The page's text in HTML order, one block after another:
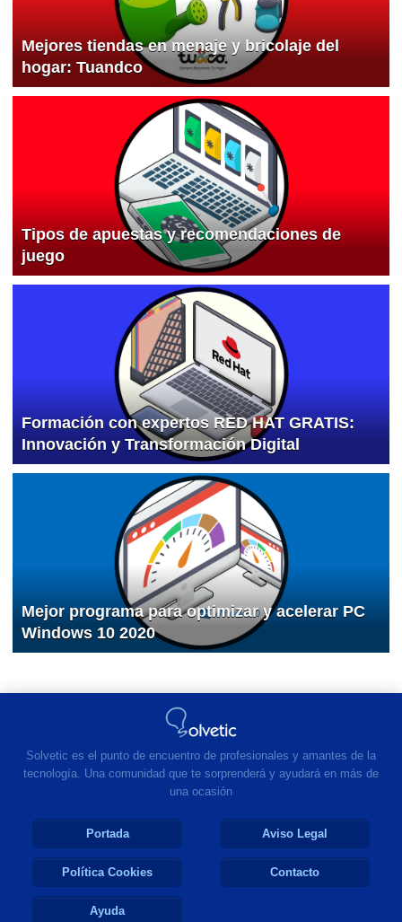
Mejores tiendas en menaje y bricolaje del
hogar: Tuandco
Tipos de apuestas y recomendaciones de
juego
Formación con expertos RED HAT GRATIS:
Innovación y Transformación Digital
Mejor programa para optimizar y acelerar PC
Windows 10 2020
Solvetic es el punto de encuentro de profesionales y amantes de la
tecnología. Una comunidad que te sorprenderá y ayudará en más de
una ocasión
Portada Aviso Legal
Política Cookies Contacto
Ayuda